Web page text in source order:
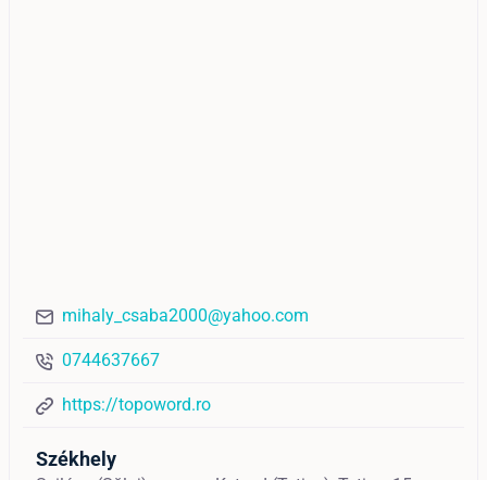
mihaly_csaba2000@yahoo.com
0744637667
https://topoword.ro
Székhely